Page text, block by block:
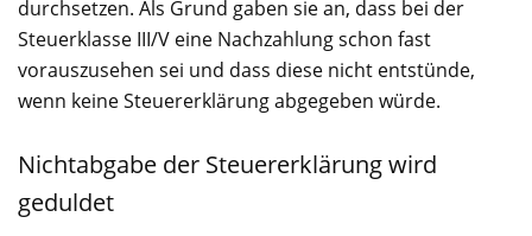
durchsetzen. Als Grund gaben sie an, dass bei der
Steuerklasse III/V eine Nachzahlung schon fast
vorauszusehen sei und dass diese nicht entstünde,
wenn keine Steuererklärung abgegeben würde.
Nichtabgabe der Steuererklärung wird
geduldet